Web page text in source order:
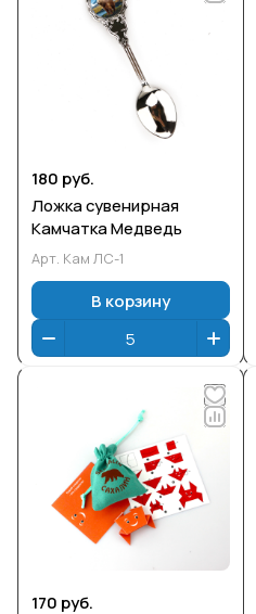
180 руб.
Ложка сувенирная
Камчатка Медведь
Арт. Кам ЛС-1
В корзину
170 руб.